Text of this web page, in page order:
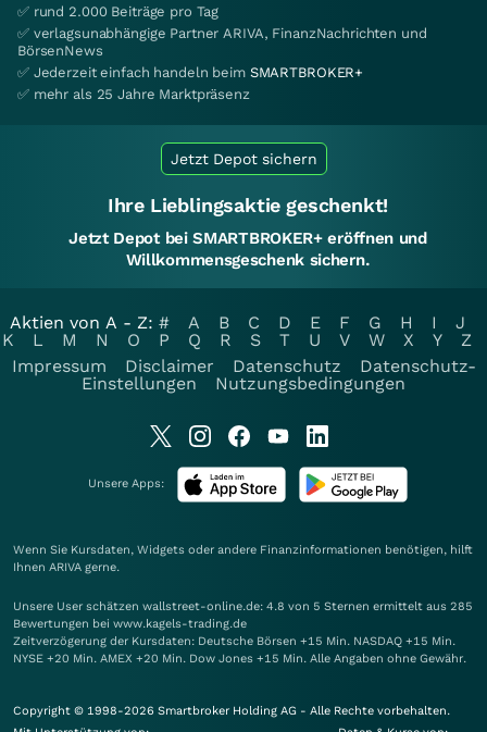
✅ rund 2.000 Beiträge pro Tag
✅ verlagsunabhängige Partner ARIVA, FinanzNachrichten und
BörsenNews
✅ Jederzeit einfach handeln beim SMARTBROKER+
✅ mehr als 25 Jahre Marktpräsenz
Jetzt Depot sichern
Ihre Lieblingsaktie geschenkt!
Jetzt Depot bei SMARTBROKER+ eröffnen und
Willkommensgeschenk sichern.
Aktien von A - Z: # A B C D E F G H I
J
K
L M N O P Q R S T U V W X Y
Z
Impressum
Disclaimer Datenschutz
Datenschutz-
Einstellungen
Nutzungsbedingungen
Unsere Apps:
Wenn Sie Kursdaten, Widgets oder andere Finanzinformationen benötigen, hilft
Ihnen ARIVA gerne.
Unsere User schätzen wallstreet-online.de: 4.8 von 5 Sternen ermittelt aus 285
Bewertungen bei www.kagels-trading.de
Zeitverzögerung der Kursdaten: Deutsche Börsen +15 Min. NASDAQ +15 Min.
NYSE +20 Min. AMEX +20 Min. Dow Jones +15 Min. Alle Angaben ohne Gewähr.
Copyright © 1998-2026 Smartbroker Holding AG - Alle Rechte vorbehalten.